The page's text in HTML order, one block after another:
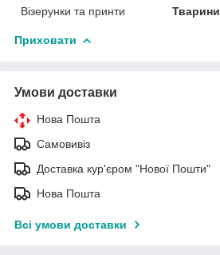
Візерунки та принти
Тварини
Приховати
Умови доставки
Нова Пошта
Самовивіз
Доставка кур'єром "Нової Пошти"
Нова Пошта
Всі умови доставки